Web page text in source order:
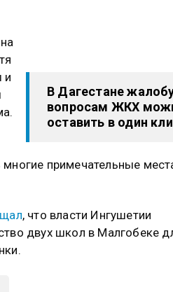
В Дагестане
вопросам ЖКХ
оставить в один
и
примечательные
, что власти Ингушетии
двух школ в Малгобеке